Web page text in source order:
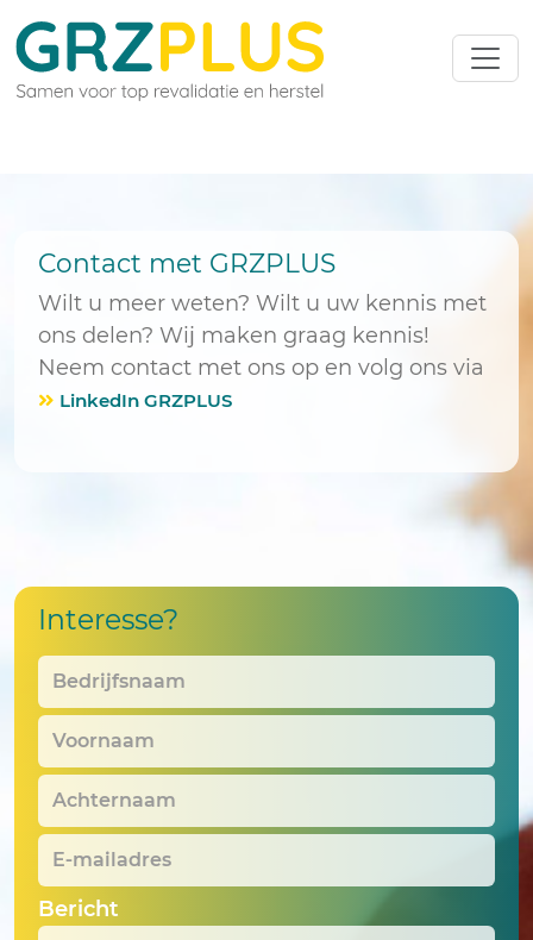
Contact met GRZPLUS
Wilt u meer weten? Wilt u uw kennis met
ons delen? Wij maken graag kennis!
Neem contact met ons op en volg ons via
LinkedIn GRZPLUS
Interesse?
Bedrijfsnaam
Voornaam
Achternaam
E-
mailadres *
Bericht